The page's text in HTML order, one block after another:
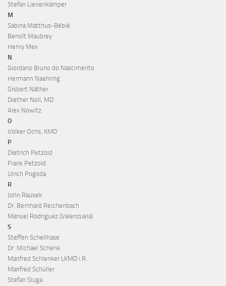
Stefan Lienenkämper
M
Sabina Matthus-Bébié
Benoît Maubrey
Henry Mex
N
Giordano Bruno do Nascimento
Hermann Naehring
Gisbert Näther
Diether Noll, MD
Alex Nowitz
O
Volker Ochs, KMD
P
Dietrich Petzold
Frank Petzold
Ulrich Pogoda
R
John Rausek
Dr. Bernhard Reichenbach
Manuel Rodriguez (Valenzuela)
S
Steffen Schellhase
Dr. Michael Schenk
Manfred Schlenker LKMD i.R.
Manfred Schüller
Stefan Sluga